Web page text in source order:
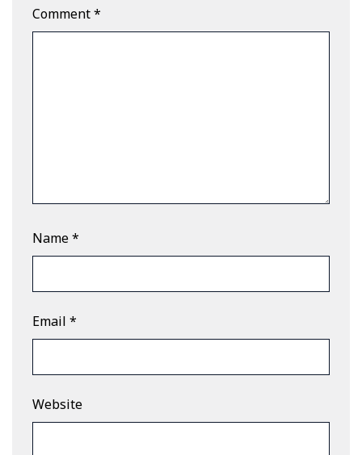
Comment*
Name*
Email *
Website